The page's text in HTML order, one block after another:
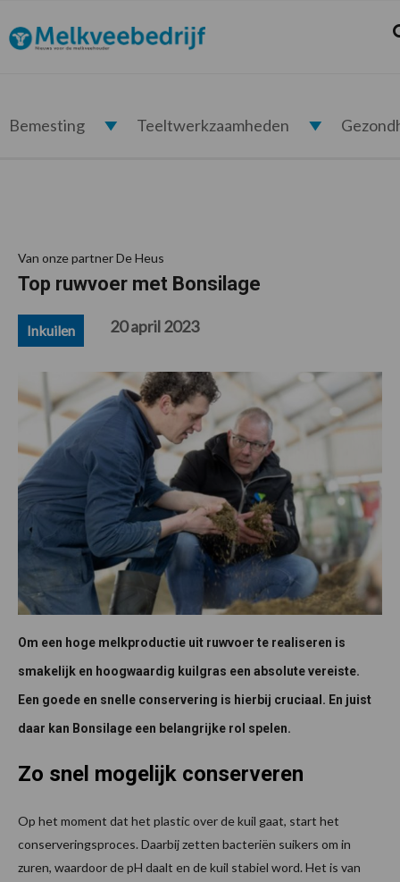
de
hoofdnavigatie
de
hoofd
de
eerste
de
voettekst
Melkveebedrijf.nl
Bemesting Teeltwerkzaamheden
Van onze partner De Heus
Top ruwvoer met Bonsilage
Inkuilen 20 april 2023
Om een hoge melkproductie uit ruwvoer te realiseren is
smakelijk en hoogwaardig kuilgras een absolute vereiste.
Een goede en snelle conservering is hierbij cruciaal. En juist
daar kan Bonsilage een belangrijke rol spelen.
Zo snel mogelijk conserveren
Op het moment dat het plastic over de kuil gaat, start het
conserveringsproces. Daarbij zetten bacteriën suikers om in
zuren, waardoor de pH daalt en de kuil stabiel word. Het is van